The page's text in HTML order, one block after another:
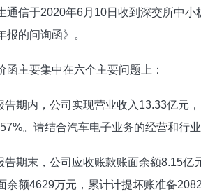
通信于2020年6月10日收到深交所中
报的问询函》。
函主要集中在六个主要问题上：
告期内，公司实现营业收入13.33亿元
。请结合汽车电子业务的经营和行
告期末，公司应收账款账面余额8.15
余额4629万元，累计计提坏账准备